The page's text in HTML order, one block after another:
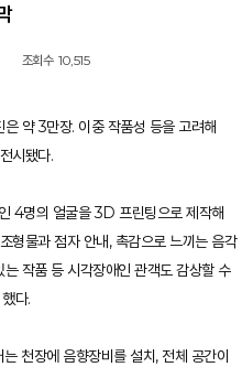
조회수 10,515
약 3만장. 이중 작품성 등을 고려해
시됐다.
4명의 얼굴을 3D 프린팅으로 제작해
형물과 점자 안내, 촉감으로 느끼는 음각
작품 등 시각장애인 관객도 감상할 수
다.
천장에 음향장비를 설치, 전체 공간이